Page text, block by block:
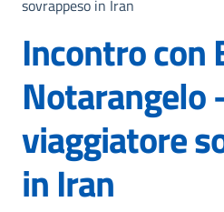
sovrappeso in Iran
Incontro con
Notarangelo
viaggiatore
in Iran